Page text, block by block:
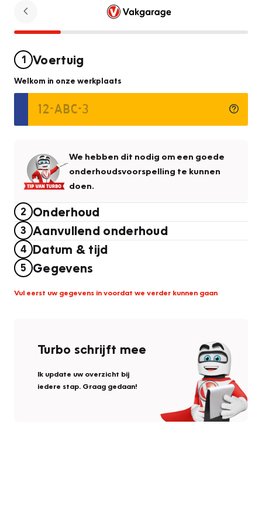
1 Voertuig
Welkom in onze werkplaats
We hebben dit nodig om een goede
onderhoudsvoorspelling te kunnen
doen.
2 Onderhoud
3 Aanvullend onderhoud
4 Datum & tijd
5 Gegevens
Vul eerst uw gegevens in voordat we verder kunnen gaan
Turbo schrijft mee
Ik update uw overzicht bij
iedere stap. Graag gedaan!